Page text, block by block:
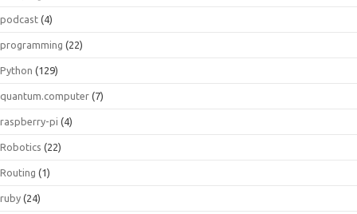
podcast (4)
programming (22)
Python (129)
quantum.computer (7)
raspberry-pi (4)
Robotics (22)
Routing (1)
ruby (24)